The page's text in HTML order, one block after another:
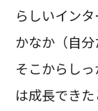
らしいイン
かなか（自分
そこからし
は成長でき